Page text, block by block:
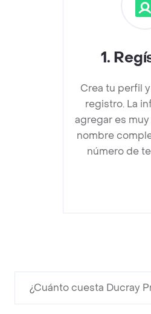
1.
Crea tu perfil
registro. La
agregar es
nombre
número de
¿Cuánto cuesta Ducray